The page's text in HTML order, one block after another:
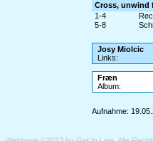
Cross, unwind
1-4
5-8
Josy Miolcic
Links:
Fræn
Album:
Aufnahme: